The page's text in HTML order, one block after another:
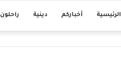
الرئيسية أخباركم دينية راحلون